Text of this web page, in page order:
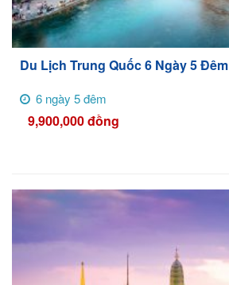
Du Lịch Trung Quốc 6 Ngày 5 Đêm
6 ngày 5 đêm
9,900,000đồng